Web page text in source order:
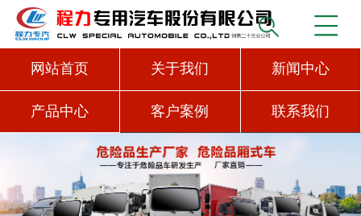
网站首页 关于我们 新闻中心
产品中心 客户案例 联系我们